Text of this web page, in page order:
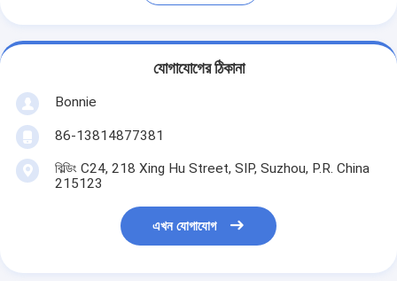
যোগাযোগের ঠিকানা
Bonnie
86-13814877381
বিল্ডিং C24, 218 Xing Hu Street, SIP, Suzhou, P.R. China
215123
এখন যোগাযোগ